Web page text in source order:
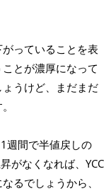
っていることを表
とが濃厚になって
うけど、まだまだ
週間で半値戻しの
がなくなれば、YCC
るでしょうから、